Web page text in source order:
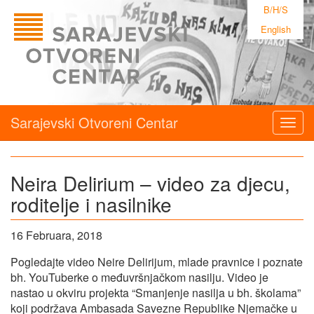
B/H/S
English
Sarajevski Otvoreni Centar
Neira Delirium – video za djecu,
roditelje i nasilnike
16 Februara, 2018
Pogledajte video Neire Delirijum, mlade pravnice i poznate
bh. YouTuberke o međuvršnjačkom nasilju. Video je
nastao u okviru projekta “Smanjenje nasilja u bh. školama”
koji podržava Ambasada Savezne Republike Njemačke u